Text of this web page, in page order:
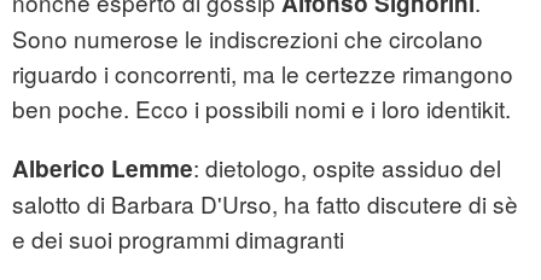
Sono numerose le indiscrezioni che circolano
riguardo i concorrenti, ma le certezze rimangono
ben poche. Ecco i possibili nomi e i loro identikit.
Alberico Lemme: dietologo, ospite assiduo del
salotto di Barbara D'Urso, ha fatto discutere di sè
e dei suoi programmi dimagranti